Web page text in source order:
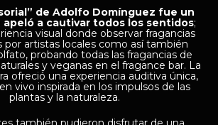
de Adolfo Domínguez fue un
a cautivar todos los sentidos;
visual donde observar fragancias
artistas locales como así también
probando todas las fragancias de
y veganas en el fragance bar. La
ofreció una experiencia auditiva única,
vivo inspirada en los impulsos de las
plantas y la naturaleza.